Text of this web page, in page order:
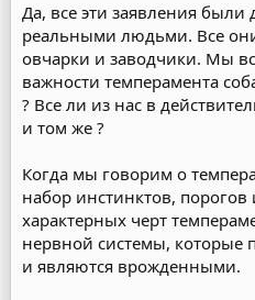
Да, все эти заявления были
реальными людьми. Все
овчарки и заводчики. Мы
важности темперамента
? Все ли из нас в
и том же ?
Когда мы говорим о
набор инстинктов, порогов
характерных черт
нервной системы, которые
и являются врожденными.